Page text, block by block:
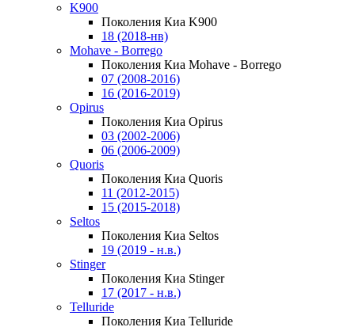
K900
Поколения Киа K900
18 (2018-нв)
Mohave - Borrego
Поколения Киа Mohave - Borrego
07 (2008-2016)
16 (2016-2019)
Opirus
Поколения Киа Opirus
03 (2002-2006)
06 (2006-2009)
Quoris
Поколения Киа Quoris
11 (2012-2015)
15 (2015-2018)
Seltos
Поколения Киа Seltos
19 (2019 - н.в.)
Stinger
Поколения Киа Stinger
17 (2017 - н.в.)
Telluride
Поколения Киа Telluride